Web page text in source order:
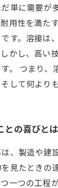
単に需要が
用性を満た
す。溶接は
かし、高い
。 つまり
して何より
との喜びとは
、製造や建
見たときの
一つの工程